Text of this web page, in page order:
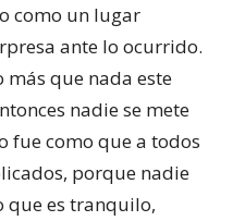
como un lugar
ante lo ocurrido.
más que nada este
nadie se mete
fue como que a todos
porque nadie
que es tranquilo,